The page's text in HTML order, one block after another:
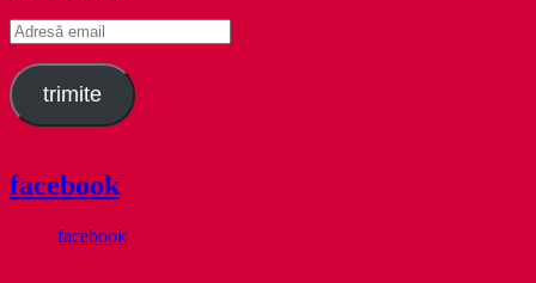
Adresă
email
trimite
facebook
facebook